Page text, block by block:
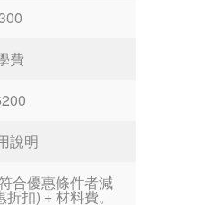
費
說明
合優惠條件者減
折扣) + 材料費。